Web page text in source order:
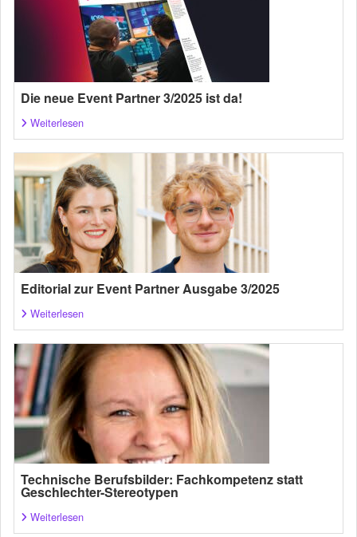
Die neue Event Partner 3/2025 ist da!
Weiterlesen
Editorial zur Event Partner Ausgabe 3/2025
Weiterlesen
Technische Berufsbilder: Fachkompetenz statt
Geschlechter-Stereotypen
Weiterlesen